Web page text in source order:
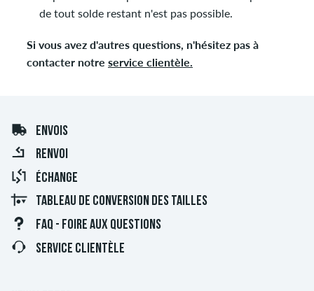
de tout solde restant n'est pas possible.
Si vous avez d'autres questions, n'hésitez pas à
contacter notre service clientèle.
ENVOIS
RENVOI
ÉCHANGE
TABLEAU DE CONVERSION DES TAILLES
FAQ - FOIRE AUX QUESTIONS
SERVICE CLIENTÈLE